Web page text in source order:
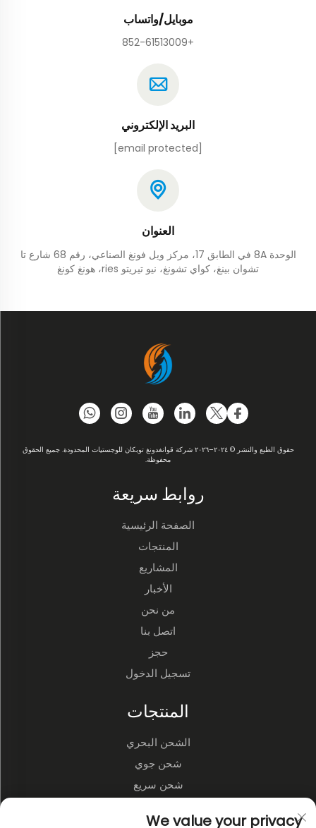
موبايل/واتساب
+852-61513009
البريد الإلكتروني
[email protected]
العنوان
الوحدة 8A في الطابق 17، مركز ويل فونغ الصناعي، رقم 68 شارع تا
تشوان بينغ، كواي تشونغ، نيو تيريتو ries، هونغ كونغ
حقوق الطبع والنشر © ٢٠٢٤–٢٠٢٦ شركة قوانغدونغ توبكان للوجستيات المحدودة. جميع الحقوق
محفوظة.
روابط سريعة
الصفحة الرئيسية
المنتجات
المشاريع
الأخبار
من نحن
اتصل بنا
حجز
تسجيل الدخول
المنتجات
الشحن البحري
شحن جوي
شحن سريع
We value your privacy